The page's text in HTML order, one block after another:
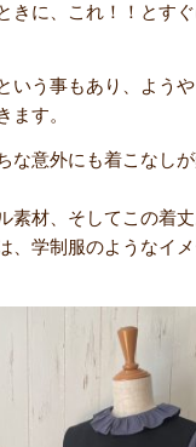
きに、これ！！とす
いう事もあり、よう
ます。
な意外にも着こなし
素材、そしてこの着丈
、学制服のようなイ